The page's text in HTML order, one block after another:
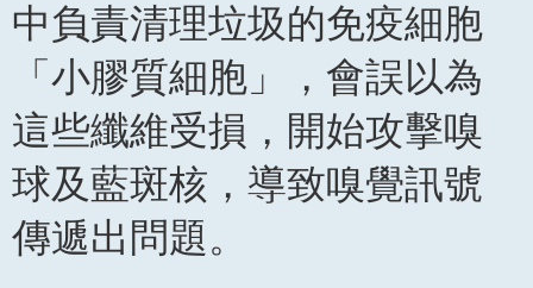
中負責清理垃圾的免疫細胞
「小膠質細胞」，會誤以為
這些纖維受損，開始攻擊嗅
球及藍斑核，導致嗅覺訊號
傳遞出問題。